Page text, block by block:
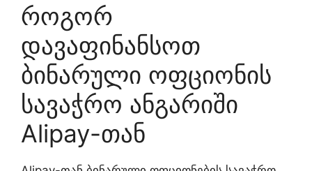
როგორ
დავაფინანსოთ
ბინარული ოფციონის
სავაჭრო ანგარიში
Alipay-თან